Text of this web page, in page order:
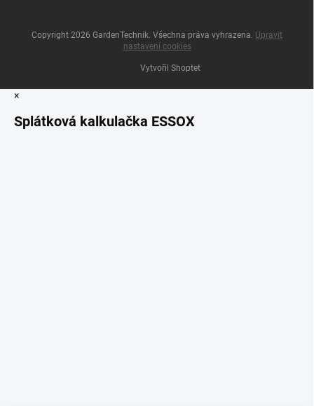
Vytvořil Shoptet
Copyright 2026 GardenTechnik . Všechna práva vyhrazena. Upravit
nastavení cookies
×
Splátková kalkulačka ESSOX